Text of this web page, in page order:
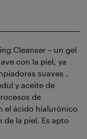
Cleanser – un gel
con la piel, ya
suaves .
y aceite de
de
el ácido hialurónico
la piel. Es apto